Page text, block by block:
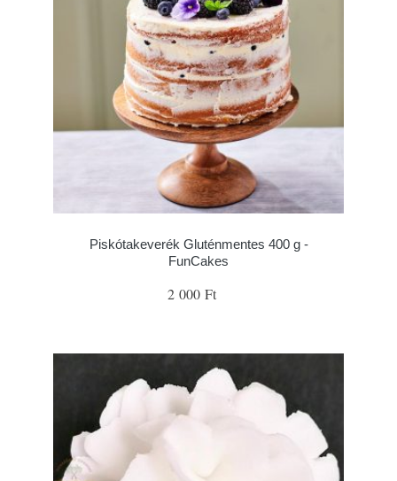
Piskótakeverék Gluténmentes 400 g -
FunCakes
2 000 Ft